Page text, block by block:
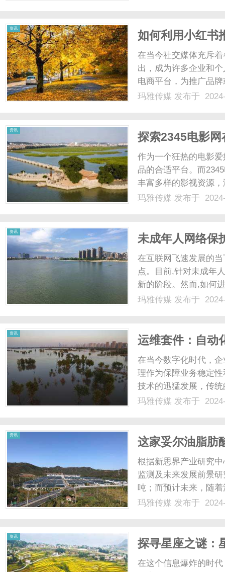
资讯
如何利用小红书
在当今社交媒体充斥
出，成为许多企业和
电商平台，为推广品
如何利用小红书推广
玛雅传媒 发布于
资讯
探索2345电影
作为一个狂热的电影
品的合适平台。而
丰富多样的影视资源
影，都能在2345电影
玛雅传媒 发布于
资讯
未成年人网络保
在互联网飞速发展的
点。目前,针对未成年
新的阶段。然而,如何
探讨的重要议题。自
玛雅传媒 发布于
资讯
运维套件：自动
在当今数字化时代，
理作为保障业务稳定
技术的迅猛发展，传
于运维团队来说，如
玛雅传媒 发布于
资讯
这家妥尔油脂肪
点！
根据新思界产业研究
监测及未来发展前景
吨；而预计未来，随
场需求量将以3.0%-
玛雅传媒 发布于
资讯
探寻星座之谜：
在这个信息爆炸的时